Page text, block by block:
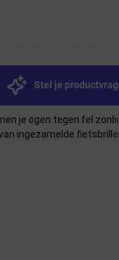
Stel je
je ogen tegen fel
ingezamelde